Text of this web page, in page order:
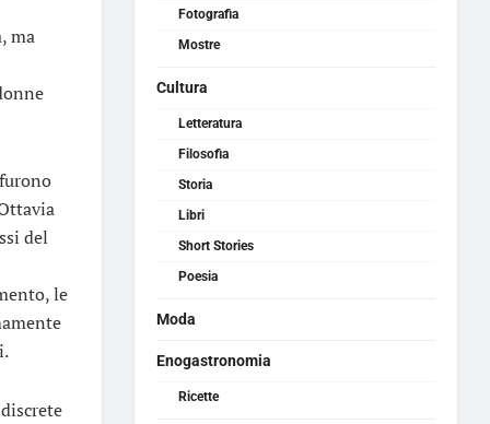
ma
del
le
Fotografia
Mostre
Cultura
Letteratura
Filosofia
Storia
Libri
Short Stories
Poesia
Moda
Enogastronomia
Ricette